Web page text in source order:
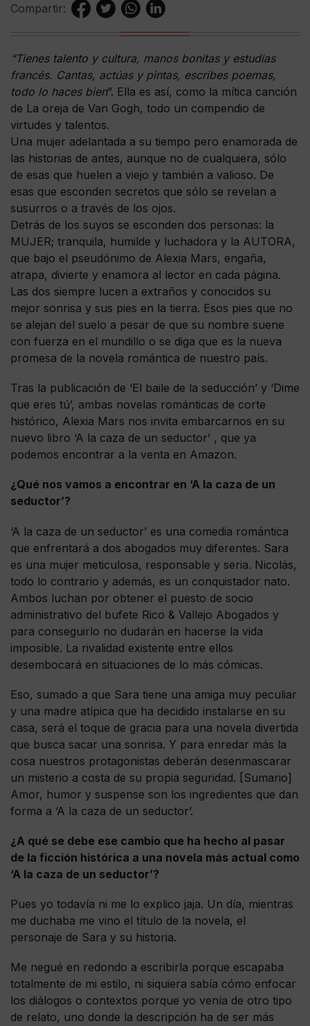
Compartir:
“Tienes talento y cultura, manos bonitas y estudias
francés. Cantas, actúas y pintas, escribes poemas,
todo lo haces bien”. Ella es así, como la mítica canción
de La oreja de Van Gogh, todo un compendio de
virtudes y talentos.
Una mujer adelantada a su tiempo pero enamorada de
las historias de antes, aunque no de cualquiera, sólo
de esas que huelen a viejo y también a valioso. De
esas que esconden secretos que sólo se revelan a
susurros o a través de los ojos.
Detrás de los suyos se esconden dos personas: la
MUJER; tranquila, humilde y luchadora y la AUTORA,
que bajo el pseudónimo de Alexia Mars, engaña,
atrapa, divierte y enamora al lector en cada página.
Las dos siempre lucen a extraños y conocidos su
mejor sonrisa y sus pies en la tierra. Esos pies que no
se alejan del suelo a pesar de que su nombre suene
con fuerza en el mundillo o se diga que es la nueva
promesa de la novela romántica de nuestro país.
Tras la publicación de ‘El baile de la seducción’ y ‘Dime
que eres tú’, ambas novelas románticas de corte
histórico, Alexia Mars nos invita embarcarnos en su
nuevo libro ‘A la caza de un seductor’ , que ya
podemos encontrar a la venta en Amazon.
¿Qué nos vamos a encontrar en ‘A la caza de un
seductor’?
‘A la caza de un seductor’ es una comedia romántica
que enfrentará a dos abogados muy diferentes. Sara
es una mujer meticulosa, responsable y seria. Nicolás,
todo lo contrario y además, es un conquistador nato.
Ambos luchan por obtener el puesto de socio
administrativo del bufete Rico & Vallejo Abogados y
para conseguirlo no dudarán en hacerse la vida
imposible. La rivalidad existente entre ellos
desembocará en situaciones de lo más cómicas.
Eso, sumado a que Sara tiene una amiga muy peculiar
y una madre atípica que ha decidido instalarse en su
casa, será el toque de gracia para una novela divertida
que busca sacar una sonrisa. Y para enredar más la
cosa nuestros protagonistas deberán desenmascarar
un misterio a costa de su propia seguridad. [Sumario]
Amor, humor y suspense son los ingredientes que dan
forma a ‘A la caza de un seductor’.
¿A qué se debe ese cambio que ha hecho al pasar
de la ficción histórica a una novela más actual como
‘A la caza de un seductor’?
Pues yo todavía ni me lo explico jaja. Un día, mientras
me duchaba me vino el título de la novela, el
personaje de Sara y su historia.
Me negué en redondo a escribirla porque escapaba
totalmente de mi estilo, ni siquiera sabía cómo enfocar
los diálogos o contextos porque yo venía de otro tipo
de relato, uno donde la descripción ha de ser más